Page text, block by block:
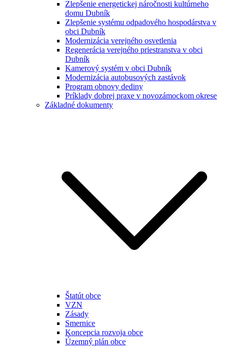
Zlepšenie energetickej náročnosti kultúrneho
domu Dubník
Zlepšenie systému odpadového hospodárstva v
obci Dubník
Modernizácia verejného osvetlenia
Regenerácia verejného priestranstva v obci
Dubník
Kamerový systém v obci Dubník
Modernizácia autobusových zastávok
Program obnovy dediny
Príklady dobrej praxe v novozámockom okrese
Základné dokumenty
Štatút obce
VZN
Zásady
Smernice
Koncepcia rozvoja obce
Územný plán obce